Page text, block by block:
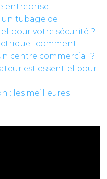
entreprise
tubage de
pour votre sécurité ?
: comment
centre commercial ?
est essentiel pour
: les meilleures